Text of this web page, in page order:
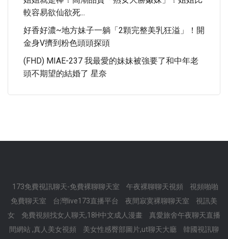
較容易欲仙欲死...
好香好濃~地方妹子一躺「2顆完整美乳狂溢」！開
金身V擠到粉色頭頭探頭
(FHD) MIAE-237 我最愛的妹妹被強要了和中年老
頭不期望的結婚了 星奈
173免費視訊聊天-免費裸聊聊天室 午夜裸聊聊天視頻
視頻啪啪
免費聊天室
台灣live173直播平台 夜間寂寞裸聊聊天室
視訊美
女
免費視頻找女人聊天,18H中文成人漫畫
真愛旅舍午夜聊天直播
間網站 ,真人美女視頻
美女性感臀部圖片,ut聊天大廳
韓國視訊聊